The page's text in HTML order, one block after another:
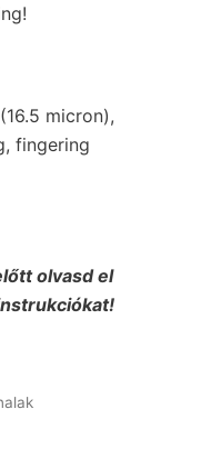
micron),
fingering
olvasd el